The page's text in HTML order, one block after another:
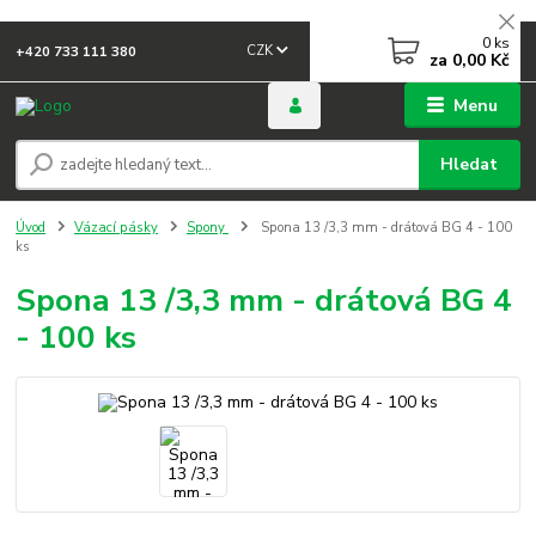
Menu
CZK
Hledat
+420 733 111 380 0 ks
za 0,00 Kč
Úvod Vázací pásky Spony
Spona 13 /3,3 mm - drátová BG 4 - 100
ks
Spona 13 /3,3 mm - drátová BG 4
- 100 ks